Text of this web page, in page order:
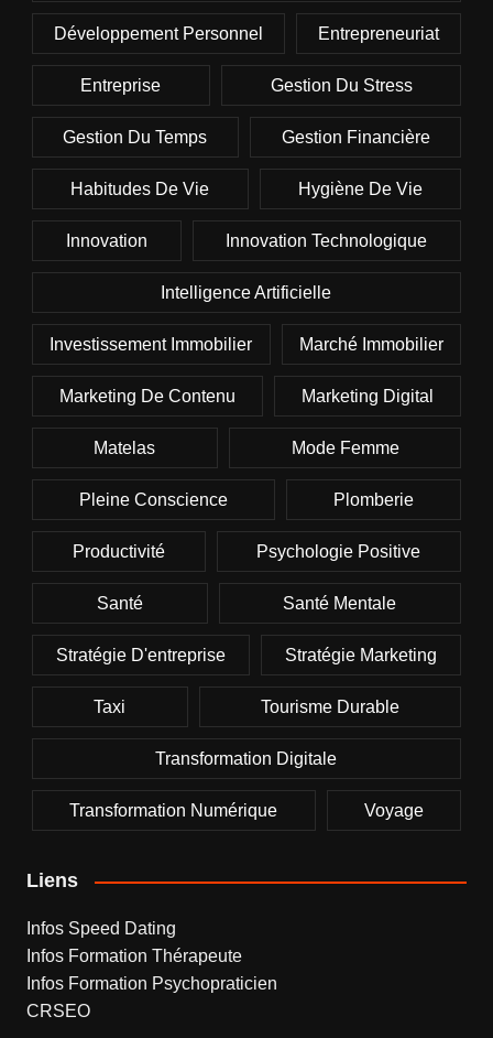
Développement Personnel Entrepreneuriat
Entreprise Gestion Du Stress
Gestion Du Temps Gestion Financière
Habitudes De Vie Hygiène De Vie
Innovation Innovation Technologique
Intelligence Artificielle
Investissement Immobilier Marché Immobilier
Marketing De Contenu Marketing Digital
Matelas Mode Femme
Pleine Conscience Plomberie
Productivité Psychologie Positive
Santé Santé Mentale
Stratégie D'entreprise Stratégie Marketing
Taxi Tourisme Durable
Transformation Digitale
Transformation Numérique Voyage
Liens
Infos Speed Dating
Infos Formation Thérapeute
Infos Formation Psychopraticien
CRSEO